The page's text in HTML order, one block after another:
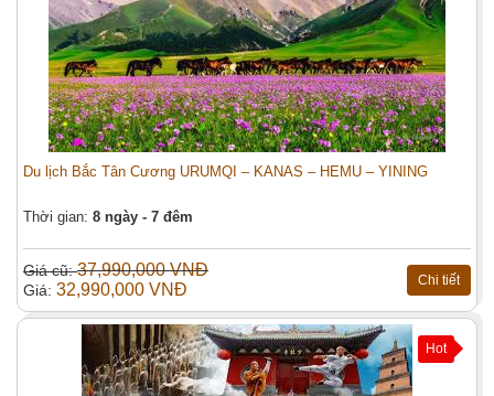
Du lịch Bắc Tân Cương URUMQI – KANAS – HEMU – YINING
Thời gian: 8 ngày - 7 đêm
Giá cũ:37,990,000 VNĐ
Giá: 32,990,000 VNĐ Chi tiết
Hot